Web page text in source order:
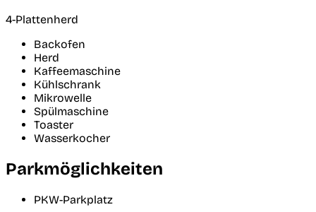
4-Plattenherd
Backofen
Herd
Kaffeemaschine
Kühlschrank
Mikrowelle
Spülmaschine
Toaster
Wasserkocher
Parkmöglichkeiten
PKW-Parkplatz